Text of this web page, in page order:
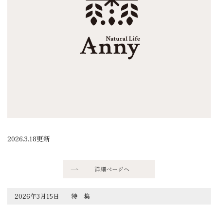
2026.3.18更新
詳細ページへ
2026年3月15日 特 集